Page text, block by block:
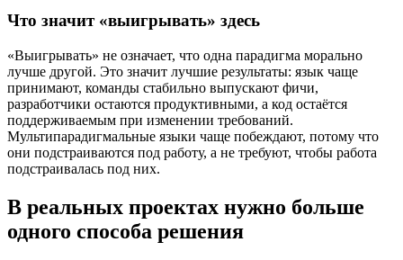
Что значит «выигрывать» здесь
«Выигрывать» не означает, что одна парадигма морально
лучше другой. Это значит лучшие результаты: язык чаще
принимают, команды стабильно выпускают фичи,
разработчики остаются продуктивными, а код остаётся
поддерживаемым при изменении требований.
Мультипарадигмальные языки чаще побеждают, потому что
они подстраиваются под работу, а не требуют, чтобы работа
подстраивалась под них.
В реальных проектах нужно больше
одного способа решения